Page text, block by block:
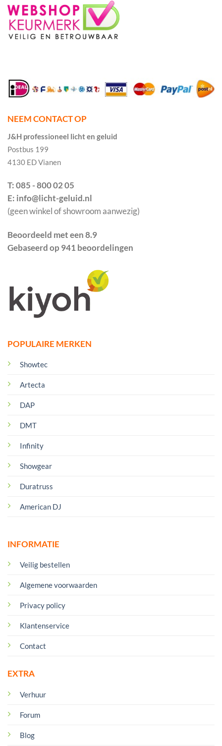
POPULAIRE MERKEN
Showtec
Artecta
DAP
DMT
Infinity
Showgear
Duratruss
American DJ
INFORMATIE
Veilig bestellen
Algemene voorwaarden
Privacy policy
Klantenservice
Contact
EXTRA
Verhuur
Forum
Blog
NEEM CONTACT OP
J&H professioneel licht en geluid
Postbus 199
4130 ED Vianen
T: 085 - 800 02 05
E: info@licht-geluid.nl
(geen winkel of showroom aanwezig)
Beoordeeld met een 8.9
Gebaseerd op 941 beoordelingen